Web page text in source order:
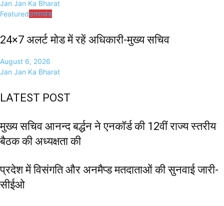
Jan Jan Ka Bharat
Featuredउत्तराखंड
24×7 अलर्ट मोड में रहें अधिकारी-मुख्य सचिव
August 6, 2026
Jan Jan Ka Bharat
LATEST POST
मुख्य सचिव आनन्द बर्द्धन ने एनकॉर्ड की 12वीं राज्य स्तरीय
बैठक की अध्यक्षता की
प्रदेश में विसंगति और अनमैप्ड मतदाताओं की सुनवाई जारी-
सीईओ